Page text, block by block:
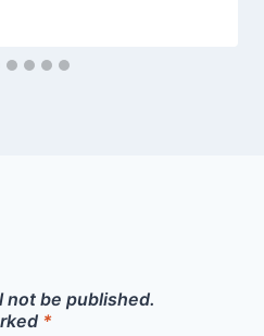
not be published.
*